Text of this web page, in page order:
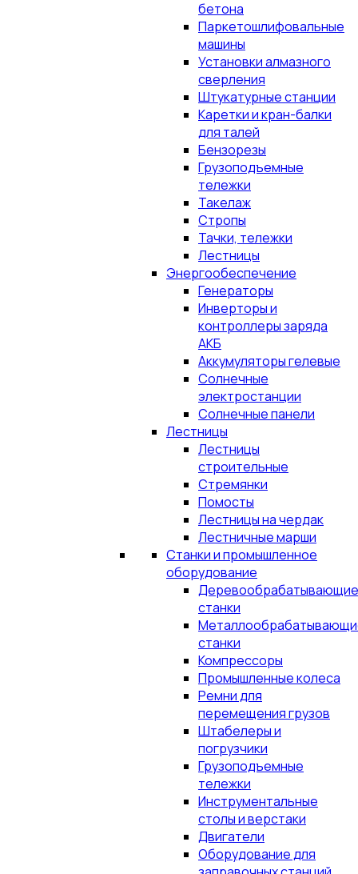
бетона
Паркетошлифовальные
машины
Установки алмазного
сверления
Штукатурные станции
Каретки и кран-балки
для талей
Бензорезы
Грузоподъемные
тележки
Такелаж
Стропы
Тачки, тележки
Лестницы
Энергообеспечение
Генераторы
Инверторы и
контроллеры заряда
АКБ
Аккумуляторы гелевые
Солнечные
электростанции
Солнечные панели
Лестницы
Лестницы
строительные
Стремянки
Помосты
Лестницы на чердак
Лестничные марши
Станки и промышленное
оборудование
Деревообрабатывающие
станки
станки
Компрессоры
Промышленные колеса
Ремни для
перемещения грузов
Штабелеры и
погрузчики
Грузоподъемные
тележки
Инструментальные
столы и верстаки
Двигатели
Оборудование для